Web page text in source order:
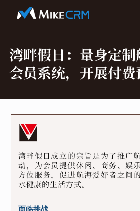
湾畔假日： 量身定
会员系统，开展付
湾畔假日成立的宗旨是为了推广
动，为会员提供休闲、商务、娱
方位服务，促进航海爱好者之间
水健康的生活方式。